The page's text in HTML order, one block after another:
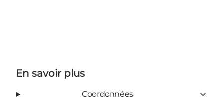
En savoir plus
Coordonnées